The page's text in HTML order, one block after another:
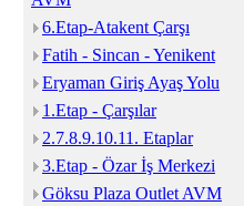
6.Etap-Atakent Çarşı
Fatih - Sincan - Yenikent
Eryaman Giriş Ayaş Yolu
1.Etap - Çarşılar
2.7.8.9.10.11. Etaplar
3.Etap - Özar İş Merkezi
Göksu Plaza Outlet AVM